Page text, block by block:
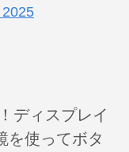
ディスプレイ
を使ってボタ